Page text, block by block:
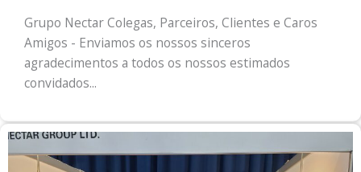
Grupo Nectar Colegas, Parceiros, Clientes e Caros
Amigos - Enviamos os nossos sinceros
agradecimentos a todos os nossos estimados
convidados...